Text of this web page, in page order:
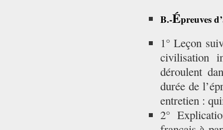
B.-Épreuves
1° Leçon
civilisation
déroulent
durée de
entretien :
2°